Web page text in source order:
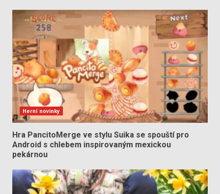
Herní novinky
Hra PancitoMerge ve stylu Suika se spouští pro
Android s chlebem inspirovaným mexickou
pekárnou